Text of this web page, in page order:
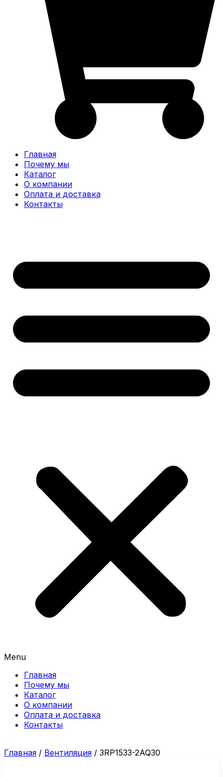
Главная
Почему мы
Каталог
О компании
Оплата и доставка
Контакты
Menu
Главная
Почему мы
Каталог
О компании
Оплата и доставка
Контакты
Главная / Вентиляция / 3RP1533-2AQ30